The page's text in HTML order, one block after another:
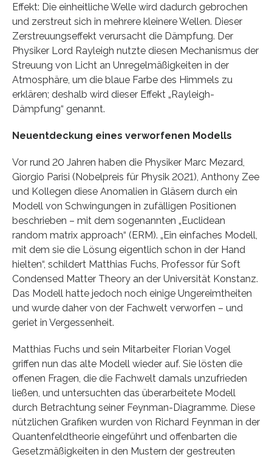
Effekt: Die einheitliche Welle wird dadurch gebrochen
und zerstreut sich in mehrere kleinere Wellen. Dieser
Zerstreuungseffekt verursacht die Dämpfung. Der
Physiker Lord Rayleigh nutzte diesen Mechanismus der
Streuung von Licht an Unregelmäßigkeiten in der
Atmosphäre, um die blaue Farbe des Himmels zu
erklären; deshalb wird dieser Effekt „Rayleigh-
Dämpfung“ genannt.
Neuentdeckung eines verworfenen Modells
Vor rund 20 Jahren haben die Physiker Marc Mezard,
Giorgio Parisi (Nobelpreis für Physik 2021), Anthony Zee
und Kollegen diese Anomalien in Gläsern durch ein
Modell von Schwingungen in zufälligen Positionen
beschrieben – mit dem sogenannten „Euclidean
random matrix approach“ (ERM). „Ein einfaches Modell,
mit dem sie die Lösung eigentlich schon in der Hand
hielten“, schildert Matthias Fuchs, Professor für Soft
Condensed Matter Theory an der Universität Konstanz.
Das Modell hatte jedoch noch einige Ungereimtheiten
und wurde daher von der Fachwelt verworfen – und
geriet in Vergessenheit.
Matthias Fuchs und sein Mitarbeiter Florian Vogel
griffen nun das alte Modell wieder auf. Sie lösten die
offenen Fragen, die die Fachwelt damals unzufrieden
ließen, und untersuchten das überarbeitete Modell
durch Betrachtung seiner Feynman-Diagramme. Diese
nützlichen Grafiken wurden von Richard Feynman in der
Quantenfeldtheorie eingeführt und offenbarten die
Gesetzmäßigkeiten in den Mustern der gestreuten